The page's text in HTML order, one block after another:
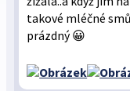
takové mléčné
prázdný 😀